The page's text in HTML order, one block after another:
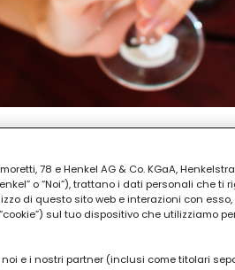
78 e Henkel AG & Co. KGaA,
o “Noi”), trattano i dati personali che
di questo sito web e interazioni con
sul tuo dispositivo che utilizziamo
e i nostri partner (inclusi come titolari